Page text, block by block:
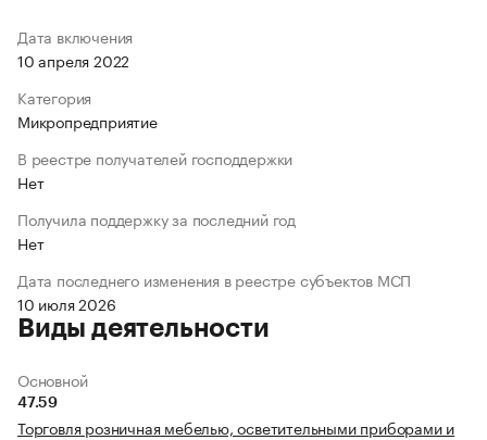
Дата включения
10 апреля 2022
Категория
Микропредприятие
В реестре получателей господдержки
Нет
Получила поддержку за последний год
Нет
Дата последнего изменения в реестре субъектов МСП
10 июля 2026
Виды деятельности
Основной
47.59
Торговля розничная мебелью, осветительными приборами и